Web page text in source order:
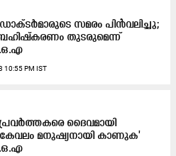
സമരം പിൻവലിച്ചു;
തുടരുമെന്ന്
10:55 PM IST
ദൈവമായി
മനുഷ്യനായി കാണുക​'